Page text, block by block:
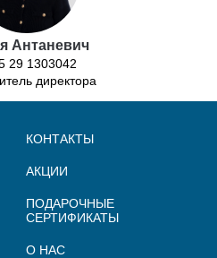
Антаневич
29 1303042
директора
КОНТАКТЫ
АКЦИИ
ПОДАРОЧНЫЕ
СЕРТИФИКАТЫ
О НАС